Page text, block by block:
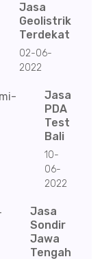
Jasa
Geolistrik
Terdekat
02-06-
2022
Jasa
PDA
Test
Bali
10-
06-
2022
Jasa
Sondir
Jawa
Tengah